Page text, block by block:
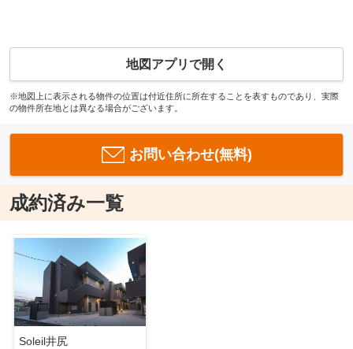
地図アプリで開く
※地図上に表示される物件の位置は付近住所に所在することを表すものであり、実際
の物件所在地とは異なる場合がございます。
お問い合わせ(無料)
成約済み一覧
Soleil井尻